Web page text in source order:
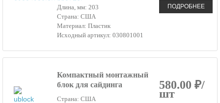
Длина, мм: 203
Страна: США
Материал: Пластик
Исходный артикул: 030801001
ПОДРОБНЕЕ
Компактный монтажный
блок для сайдинга
Страна: США
580.00 ₽/
шт